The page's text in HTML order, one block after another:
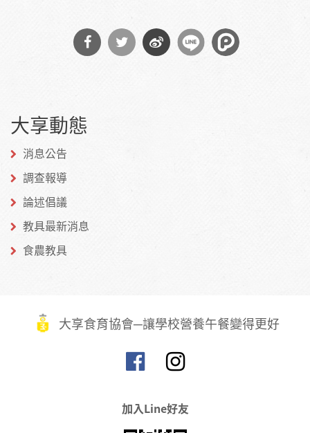
Facebook
大享動態
消息公告
調查報導
論述倡議
教具最新消息
食農教具
大享食育協會─讓學校營養午餐變得更好
加入Line好友